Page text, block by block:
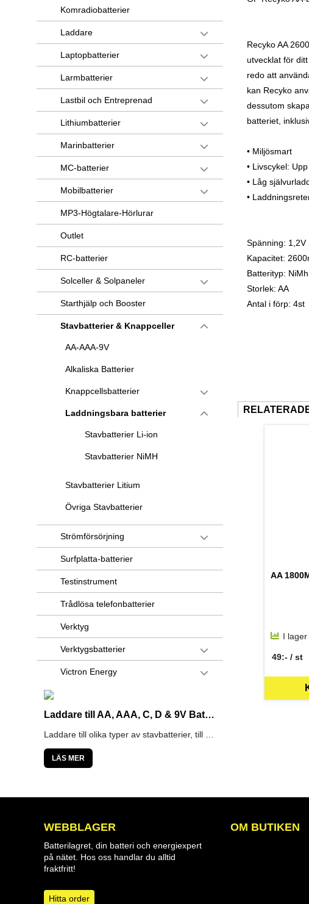
Komradiobatterier
Laddare
Laptopbatterier
Larmbatterier
Lastbil och Entreprenad
Lithiumbatterier
Marinbatterier
MC-batterier
Mobilbatterier
MP3-Högtalare-Hörlurar
Outlet
RC-batterier
Solceller & Solpaneler
Starthjälp och Booster
Stavbatterier & Knappceller
AA-AAA-9V
Alkaliska Batterier
Knappcellsbatterier
Laddningsbara batterier
Stavbatterier Li-ion
Stavbatterier NiMH
Stavbatterier Litium
Övriga Stavbatterier
Strömförsörjning
Surfplatta-batterier
Testinstrument
Trådlösa telefonbatterier
Verktyg
Verktygsbatterier
Victron Energy
Laddare till AA, AAA, C, D & 9V Batterier
LÄS MER
Recyko AA
utvecklat för
redo att
kan Recyko
dessutom
batteriet,
• Miljösmart
• Livscykel:
• Låg
•
Spänning: 1,2V
Kapacitet:
Batterityp:
Storlek: AA
Antal i förp: 4st
AA
I lager
49:- / st
SEK per
WEBBLAGER
Batterilagret, din batteri och energiexpert
på nätet. Hos oss handlar du alltid
fraktfritt!
Hitta order
OM BUTIKEN